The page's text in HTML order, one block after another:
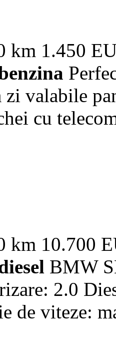
km 1.450
zi valabile
cu
km 10.700
BMW
2.0
de viteze: